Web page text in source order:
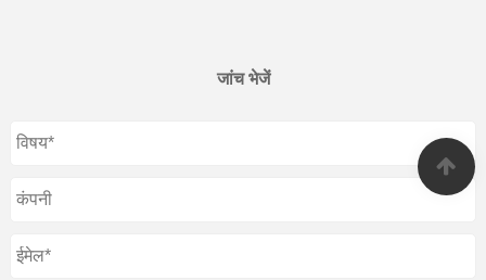
जांच भेजें